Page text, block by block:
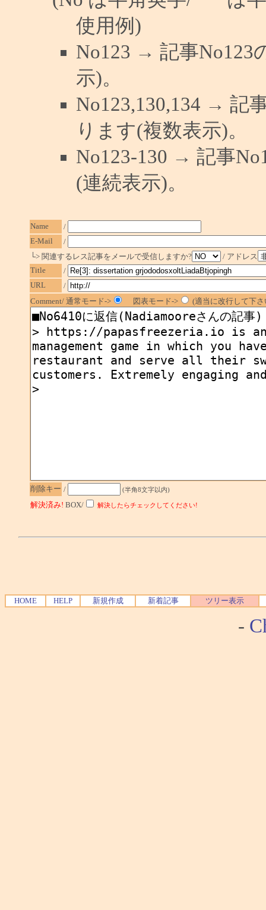
使用例)
No123 → 記事No123
示)。
No123,130,134 → 記
ります(複数表示)。
No123-130 → 記事
(連続表示)。
Name
/
E-Mail
/
└> 関連するレス記事をメールで受信しますか?
/ アドレス
Title
/
URL
/
Comment/ 通常モード->
図表モード-> (適当に改行して下
削除キー / (半角8文字以内)
解決済み! BOX/ 解決したらチェックしてください!
HOME HELP 新規作成 新着記事 ツリー表示
-